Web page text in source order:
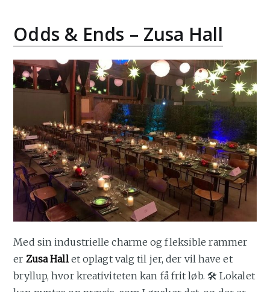
Odds & Ends – Zusa Hall
Med sin industrielle charme og fleksible rammer
er Zusa Hallet oplagt valg til jer, der vil have et
bryllup, hvor kreativiteten kan få frit løb. 🛠️ Lokalet